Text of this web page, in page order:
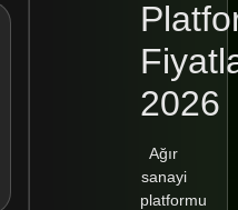
2026
Ağır
sanayi
platformu